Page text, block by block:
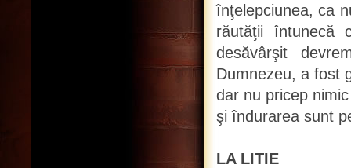
înţelepciunea, ca
răutăţii întunecă
desăvârşit
Dumnezeu, a fost
dar nu pricep
şi îndurarea sunt
LA LITIE